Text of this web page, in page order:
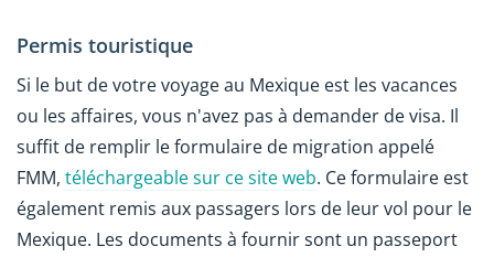
Permis touristique
Si le but de votre voyage au Mexique est les vacances
ou les affaires, vous n'avez pas à demander de visa. Il
suffit de remplir le formulaire de migration appelé
FMM, téléchargeable sur ce site web. Ce formulaire est
également remis aux passagers lors de leur vol pour le
Mexique. Les documents à fournir sont un passeport